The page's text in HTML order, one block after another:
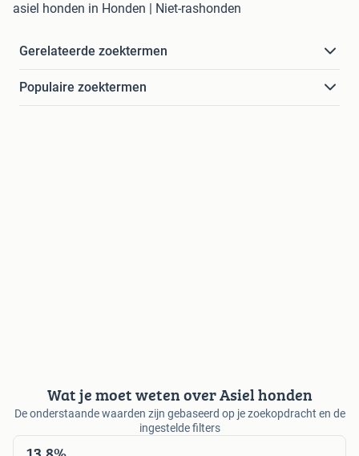
asiel honden in Honden | Niet-rashonden
Gerelateerde zoektermen
Populaire zoektermen
Wat je moet weten over Asiel honden
De onderstaande waarden zijn gebaseerd op je zoekopdracht en de
ingestelde filters